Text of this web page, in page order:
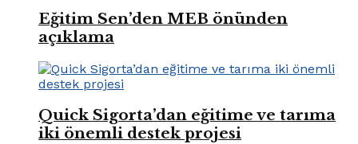
Eğitim Sen’den MEB önünden
açıklama
Quick Sigorta’dan eğitime ve tarıma
iki önemli destek projesi